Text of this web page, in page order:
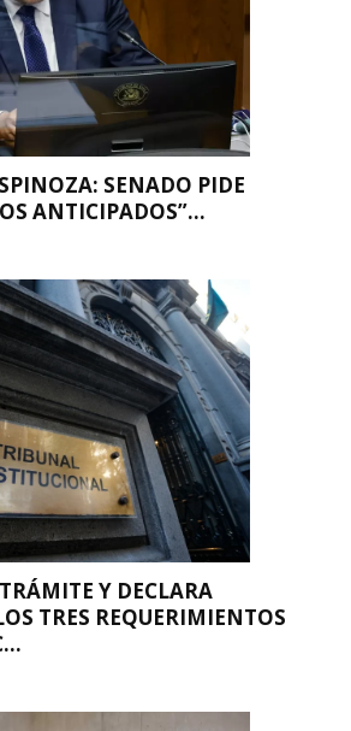
SENADO PIDE
ANTICIPADOS”...
Y DECLARA
TRES REQUERIMIENTOS